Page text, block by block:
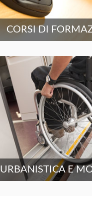
CORSI DI
URBANISTICA E